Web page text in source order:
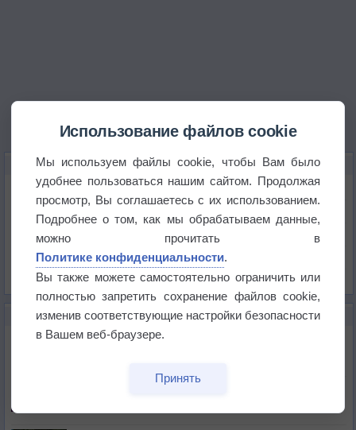
КАРТЫ ПОГОДЫ В ЛИБЕРЕЦЕ
Температура
Давление
Осадки
Облачность
Список всех карт
НОВОЕ О ПОГОДЕ
Максимум лета не сдаётся
Космическая погода влияет на транспорт
Использование файлов cookie
Мы используем файлы cookie, чтобы Вам было
удобнее пользоваться нашим сайтом. Продолжая
просмотр, Вы соглашаетесь с их использованием.
Подробнее о том, как мы обрабатываем данные,
можно прочитать в
Политике конфиденциальности.
Вы также можете самостоятельно ограничить или
полностью запретить сохранение файлов cookie,
изменив соответствующие настройки безопасности
в Вашем веб-браузере.
Принять